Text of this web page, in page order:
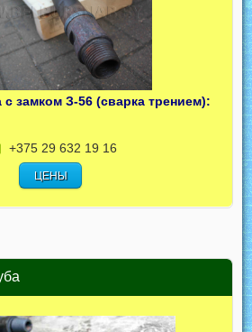
замком З-56 (сварка трением):
+375 29 632 19 16
ЦЕНЫ